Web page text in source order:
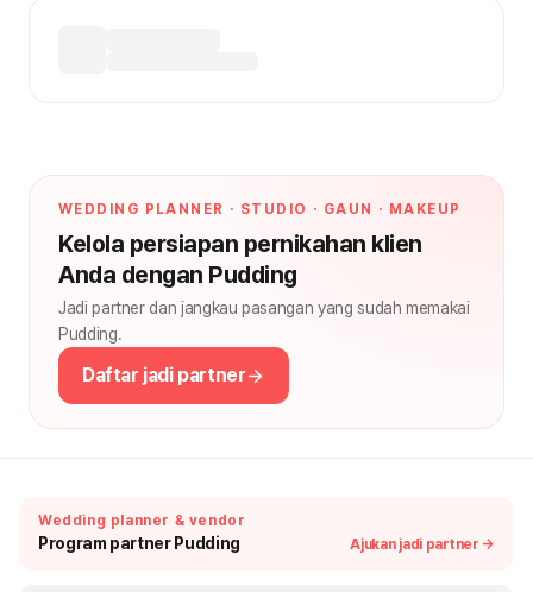
WEDDING PLANNER · STUDIO · GAUN · MAKEUP
Kelola persiapan pernikahan klien
Anda dengan Pudding
Jadi partner dan jangkau pasangan yang sudah memakai
Pudding.
Daftar jadi partner
Wedding planner & vendor
Program partner Pudding Ajukan jadi partner →